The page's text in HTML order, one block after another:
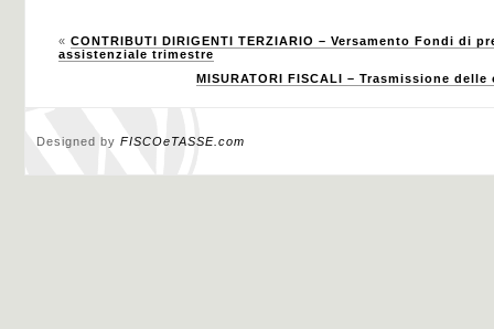
« CONTRIBUTI DIRIGENTI TERZIARIO – Versamento Fondi di
assistenziale trimestre
MISURATORI FISCALI – Trasmissione
Designed by FISCOeTASSE.com